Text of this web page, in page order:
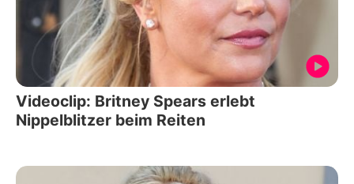
Videoclip: Britney Spears erlebt
Nippelblitzer beim Reiten